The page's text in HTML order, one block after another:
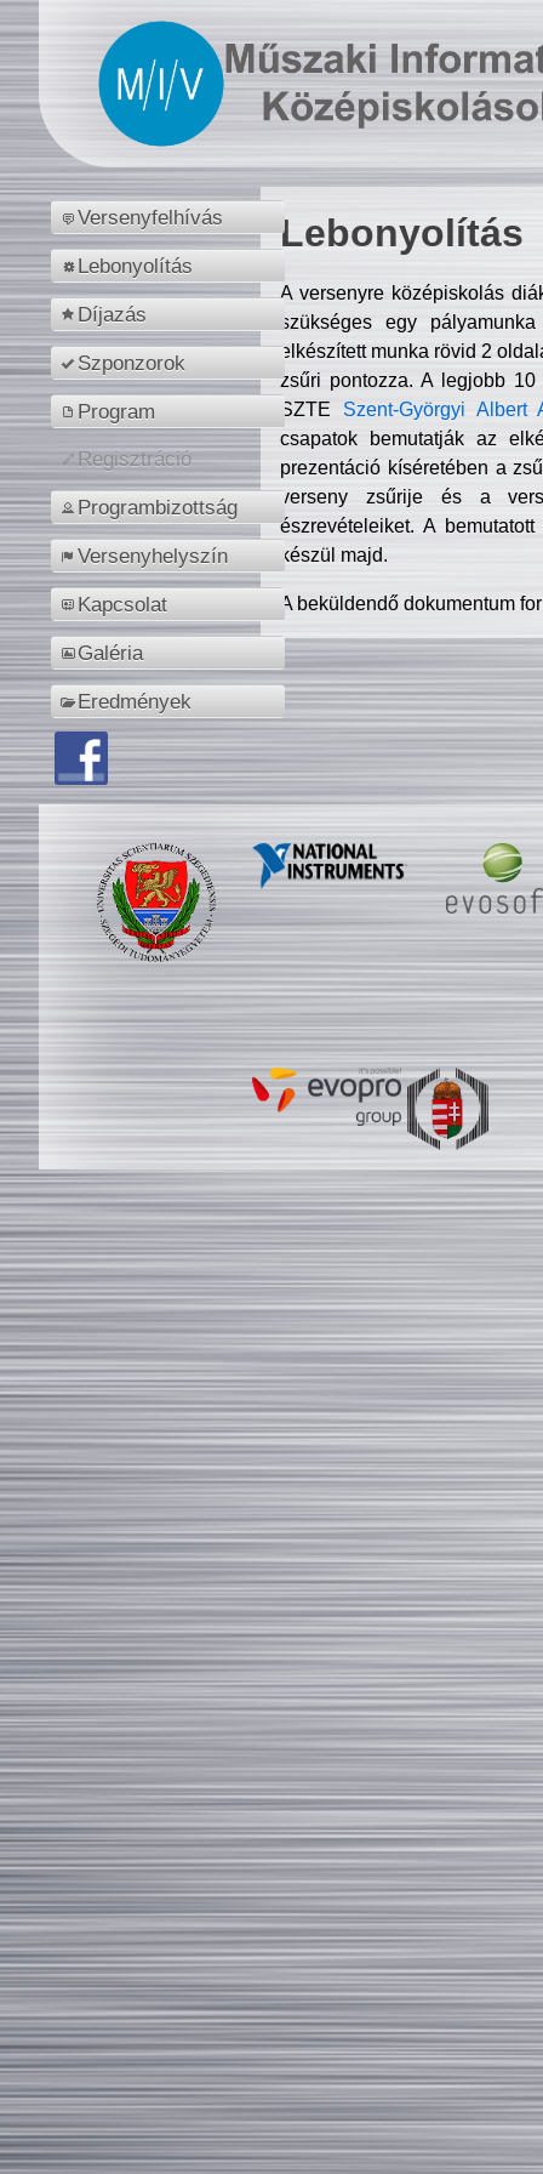
Versenyfelhívás
Lebonyolítás
Díjazás
Szponzorok
Program
Regisztráció
Programbizottság
Versenyhelyszín
Kapcsolat
Galéria
Eredmények
Lebonyolítás
A versenyre középiskolás
szükséges egy
elkészített munka rövid 2
zsűri pontozza. A legjobb
SZTE Szent-Györgyi Albert
csapatok bemutatják az
prezentáció kíséretében a
verseny zsűrije és a
észrevételeiket. A
készül majd.
A beküldendő dokumentum